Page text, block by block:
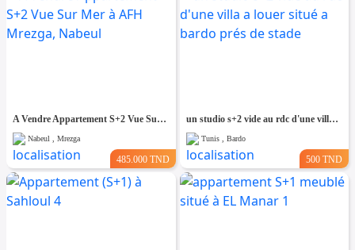
A Vendre Appartement S+2 Vue Sur Mer à AFH Mrezga, Nabeul
Nabeul , Mrezga
485.000 TND
un studio s+2 vide au rdc d'une villa a louer situé a bardo prés de stade
Tunis , Bardo
500 TND